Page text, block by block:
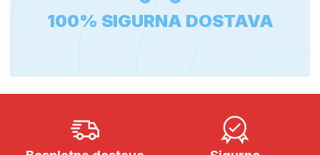
100% SIGURNA DOSTAVA